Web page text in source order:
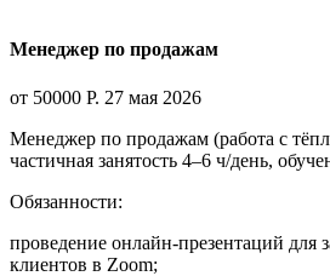
Менеджер по продажам
от 50000 Р. 27 мая 2026
Менеджер по продажам (работа с
частичная занятость 4–6 ч/день,
Обязанности:
проведение онлайн-презентаций для
клиентов в Zoom;